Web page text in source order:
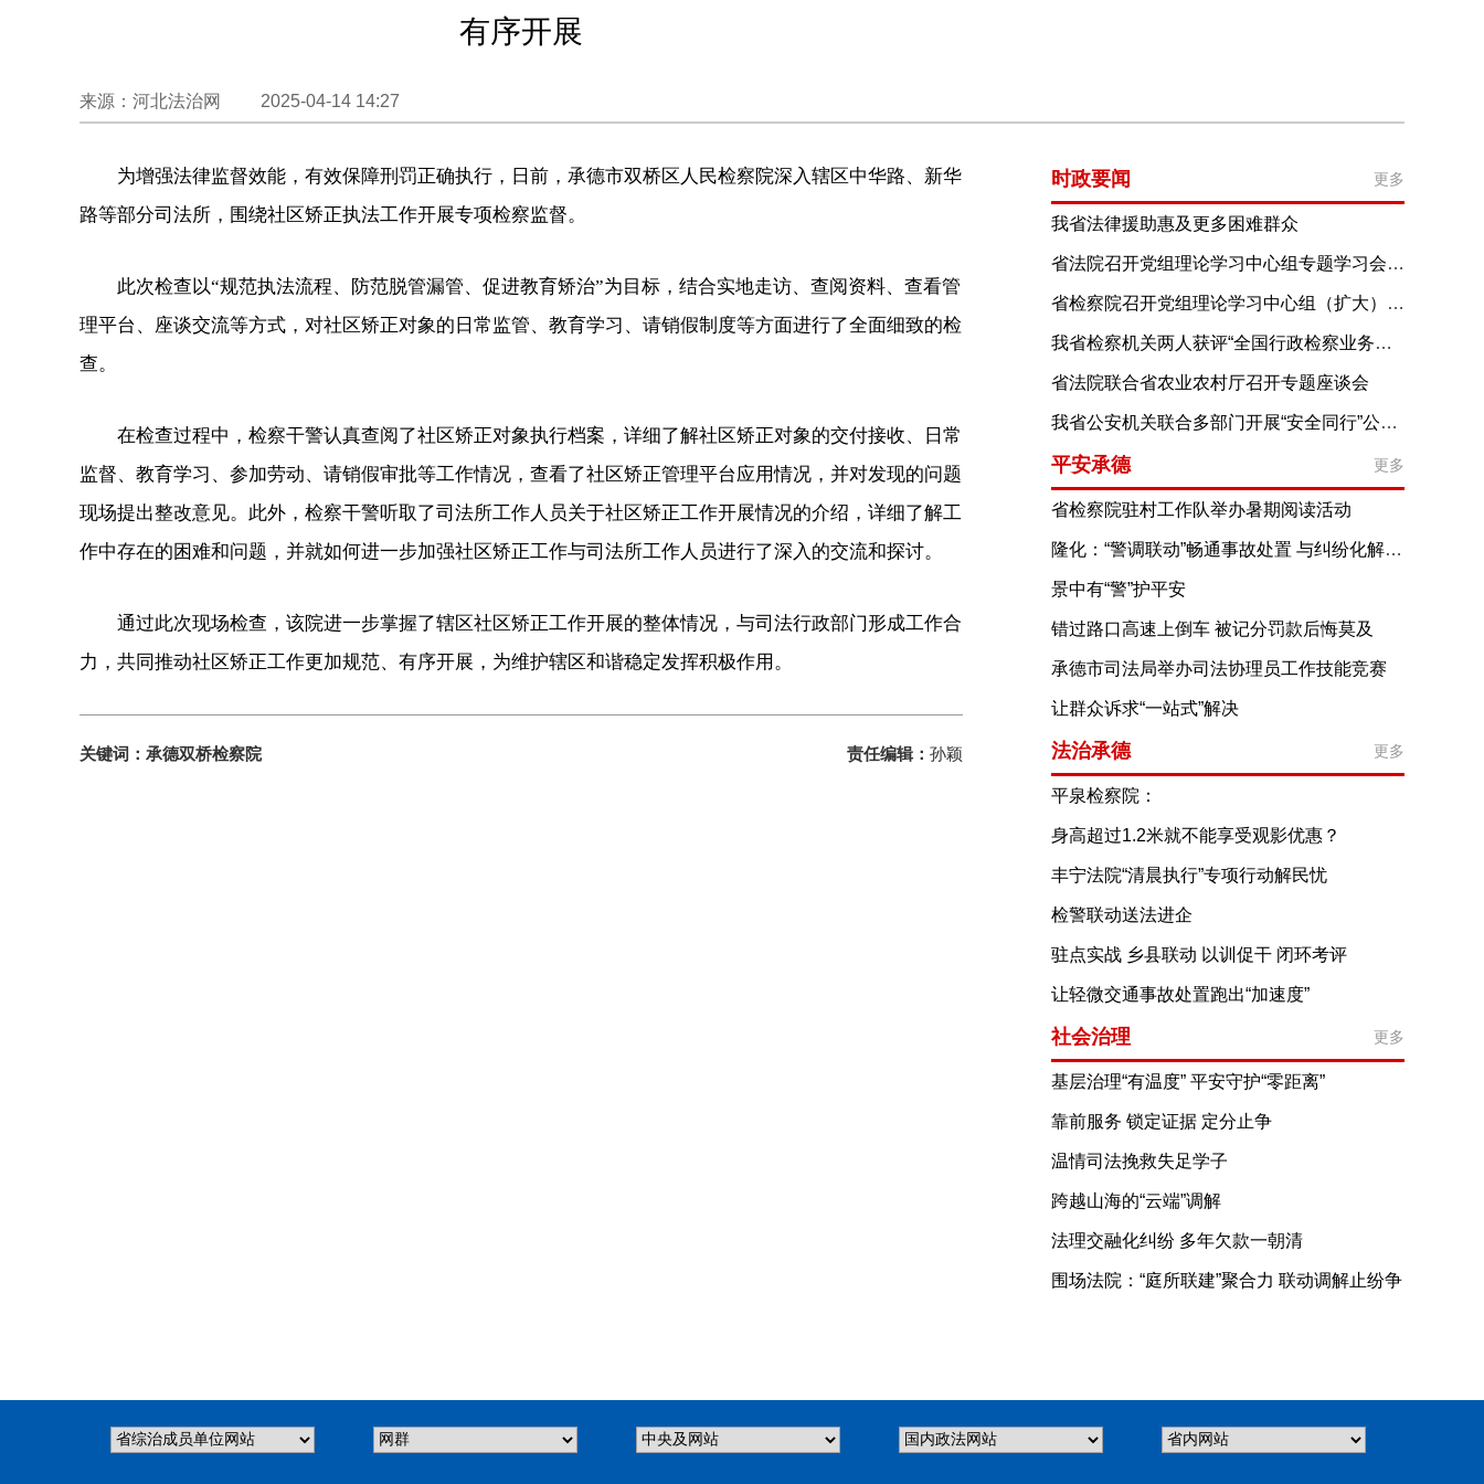
有序开展
来源：河北法治网 2025-04-14 14:27
为增强法律监督效能，有效保障刑罚正确执行，日前，承德市双桥区人民检察院深入辖区中华路、新华
路等部分司法所，围绕社区矫正执法工作开展专项检察监督。
此次检查以“规范执法流程、防范脱管漏管、促进教育矫治”为目标，结合实地走访、查阅资料、查看管
理平台、座谈交流等方式，对社区矫正对象的日常监管、教育学习、请销假制度等方面进行了全面细致的检
查。
在检查过程中，检察干警认真查阅了社区矫正对象执行档案，详细了解社区矫正对象的交付接收、日常
监督、教育学习、参加劳动、请销假审批等工作情况，查看了社区矫正管理平台应用情况，并对发现的问题
现场提出整改意见。此外，检察干警听取了司法所工作人员关于社区矫正工作开展情况的介绍，详细了解工
作中存在的困难和问题，并就如何进一步加强社区矫正工作与司法所工作人员进行了深入的交流和探讨。
通过此次现场检查，该院进一步掌握了辖区社区矫正工作开展的整体情况，与司法行政部门形成工作合
力，共同推动社区矫正工作更加规范、有序开展，为维护辖区和谐稳定发挥积极作用。
关键词：承德双桥检察院 责任编辑： 孙颖
时政要闻 更多
我省法律援助惠及更多困难群众
省法院召开党组理论学习中心组专题学习会要求
把学习贯彻习近平党建思想作为重要政治任务
推动机关党建和系统党建全面进步全面过硬
省检察院召开党组理论学习中心组（扩大）学习会
进一步提高树立和践行正确政绩观思想认识
为奋力谱写中国式现代化建设河北篇章贡献力量
我省检察机关两人获评“全国行政检察业务能手”
省法院联合省农业农村厅召开专题座谈会
协同加强种业知识产权保护 我省公安机关联合多部门开展“安全同行”公益宣传活动
推动安全理念走进千家万户
平安承德 更多
省检察院驻村工作队举办暑期阅读活动
隆化：“警调联动”畅通事故处置 与纠纷化解通道
景中有“警”护平安
错过路口高速上倒车 被记分罚款后悔莫及
承德市司法局举办司法协理员工作技能竞赛
让群众诉求“一站式”解决
——承德县推进综治中心规范化建设的探索与实践
法治承德 更多
平泉检察院：
深耕“三项路径”推动法律监督质效提档升级
身高超过1.2米就不能享受观影优惠？
公益诉讼护航未成年人观影福利落地
丰宁法院“清晨执行”专项行动解民忧
检警联动送法进企
驻点实战 乡县联动 以训促干 闭环考评
丰宁创新轮训机制提升基层矛盾纠纷化解效能
让轻微交通事故处置跑出“加速度”
——承德公安优化视频事故快处新模式
社会治理 更多
基层治理“有温度” 平安守护“零距离”
——隆化县安州街道综治中心规范化建设让群众获得感更充实
靠前服务 锁定证据 定分止争
承德县公证处为管网改造民生项目提供公证保障
温情司法挽救失足学子
跨越山海的“云端”调解
法理交融化纠纷 多年欠款一朝清
围场法院：“庭所联建”聚合力 联动调解止纷争